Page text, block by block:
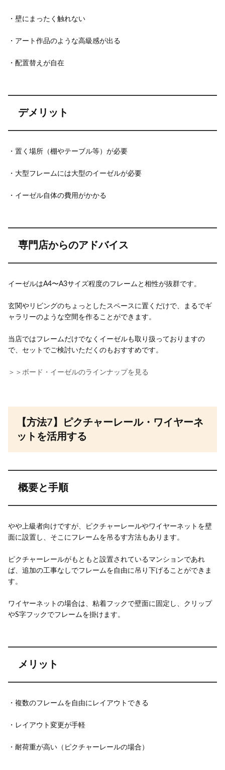
・壁にまったく触れない
・アート作品のような高級感が出る
・配置替えが自在
デメリット
・置く場所（棚やテーブル等）が必要
・大型フレームには大型のイーゼルが必要
・イーゼル自体の費用がかかる
専門店からのアドバイス
イーゼルはA4〜A3サイズ程度のフレームと相性が抜群です。
玄関やリビングのちょっとしたスペースに置くだけで、まるでギ
ャラリーのような空間を作ることができます。
当店ではフレームだけでなくイーゼルも取り扱っておりますの
で、セットでご検討いただくのもおすすめです。
＞＞ボード・イーゼルのラインナップを見る
【方法7】ピクチャーレール・ワイヤーネ
ットを活用する
概要と手順
やや上級者向けですが、ピクチャーレールやワイヤーネットを壁
面に設置し、そこにフレームを吊るす方法もあります。
ピクチャーレールがもともと設置されているマンションであれ
ば、追加の工事なしでフレームを自由に吊り下げることができま
す。
ワイヤーネットの場合は、粘着フックで壁面に固定し、クリップ
やS字フックでフレームを掛けます。
メリット
・複数のフレームを自由にレイアウトできる
・レイアウト変更が手軽
・耐荷重が高い（ピクチャーレールの場合）